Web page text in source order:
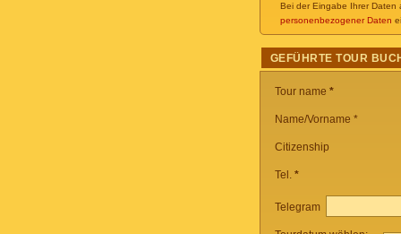
Bei der Eingabe Ihrer Daten
personenbezogener Daten
GEFÜHRTE TOUR
Tour name *
Name/Vorname *
Citizenship
Tel. *
Telegram